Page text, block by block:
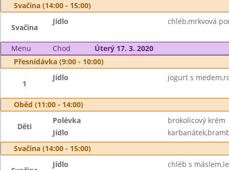
Svačina (14:00 - 15:00)
Svačina
Jídlo chléb,mrkvová
Menu Chod
Úterý 17. 3. 2020
Přesnídávka (9:00 - 10:00)
1
Jídlo jogurt s
Oběd (11:00 - 14:00)
Děti
Polévka
brokolicový krém
Jídlo
Svačina (14:00 - 15:00)
Jídlo chléb s